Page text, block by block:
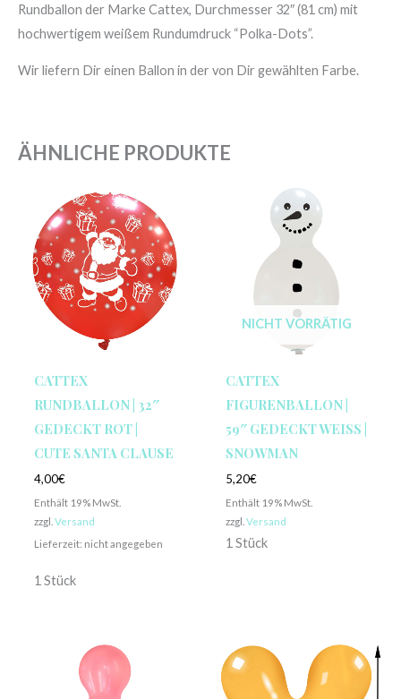
Rundballon der Marke Cattex, Durchmesser 32″ (81 cm) mit
hochwertigem weißem Rundumdruck “Polka-Dots”.
Wir liefern Dir einen Ballon in der von Dir gewählten Farbe.
ÄHNLICHE PRODUKTE
CATTEX
RUNDBALLON | 32″
GEDECKT ROT |
CUTE SANTA CLAUSE
4,00€
Enthält 19% MwSt.
zzgl. Versand
Lieferzeit: nicht angegeben
1 Stück
NICHT VORRÄTIG
CATTEX
FIGURENBALLON |
59″ GEDECKT WEISS | S
NOWMAN
5,20€
Enthält 19% MwSt.
zzgl. Versand
1 Stück